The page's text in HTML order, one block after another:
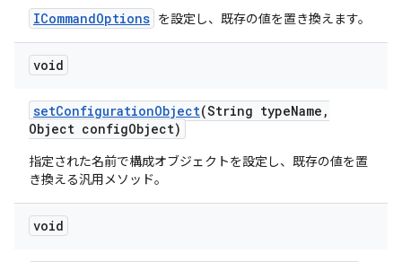
ICommandOptions を設定し、既存の値を置き換えます。
void
setConfigurationObject(String typeName ,
Object configObject)
指定された名前で構成オブジェクトを設定し、既存の値を置
き換える汎用メソッド。
void